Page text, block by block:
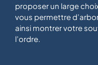
proposer un large
vous permettre
ainsi montrer votre
l’ordre.